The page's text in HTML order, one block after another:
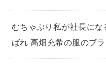
むちゃぶり私が社長に
ばれ 高畑充希の服のブ